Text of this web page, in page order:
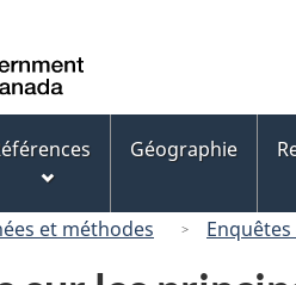
CanadaGéographie
et méthodes